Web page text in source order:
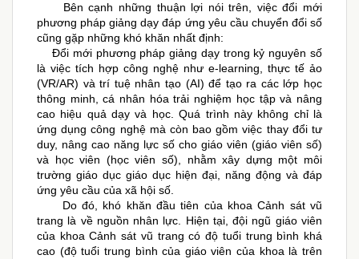
Bên cạnh những thuận lợi nói trên, việc đổi mới
phương pháp giảng dạy đáp ứng yêu cầu chuyển đổi số
cũng gặp những khó khăn nhất định:
Đổi mới phương pháp giảng dạy trong kỷ nguyên số
là việc tích hợp công nghệ như e-learning, thực tế ảo
(VR/AR) và trí tuệ nhân tạo (AI) để tạo ra các lớp học
thông minh, cá nhân hóa trải nghiệm học tập và nâng
cao hiệu quả dạy và học. Quá trình này không chỉ là
ứng dụng công nghệ mà còn bao gồm việc thay đổi tư
duy, nâng cao năng lực số cho giáo viên (giáo viên số)
và học viên (học viên số), nhằm xây dựng một môi
trường giáo dục giáo dục hiện đại, năng động và đáp
ứng yêu cầu của xã hội số.
Do đó, khó khăn đầu tiên của khoa Cảnh sát vũ
trang là về nguồn nhân lực. Hiện tại, đội ngũ giáo viên
của khoa Cảnh sát vũ trang có độ tuổi trung bình khá
cao (độ tuổi trung bình của giáo viên của khoa là trên